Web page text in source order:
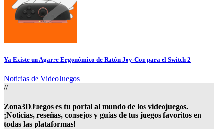
Ya Existe un Agarre Ergonómico de Ratón Joy-Con para el Switch 2
Noticias de VideoJuegos
//
Zona3DJuegos es tu portal al mundo de los videojuegos.
¡Noticias, reseñas, consejos y guías de tus juegos favoritos en
todas las plataformas!